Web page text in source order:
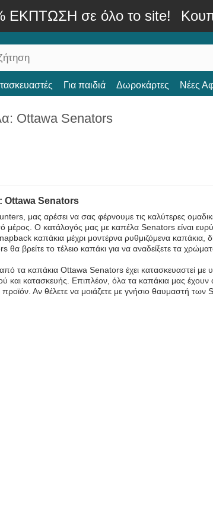
ΕΚΠΤΩΣΗ σε όλο το site!
Για παιδιά Δωροκάρτες Νέες
Ottawa Senators
Ottawa Senators
μας αρέσει να σας φέρνουμε τις καλύτερες
μέρος. Ο κατάλογός μας με καπέλα Senators είναι
καπάκια μέχρι μοντέρνα ρυθμιζόμενα
θα βρείτε το τέλειο καπάκι για να αναδείξετε τα
τα καπάκια Ottawa Senators έχει κατασκευαστεί
και κατασκευής. Επιπλέον, όλα τα καπάκια μας έχουν
προϊόν. Αν θέλετε να μοιάζετε με γνήσιο θαυμαστή